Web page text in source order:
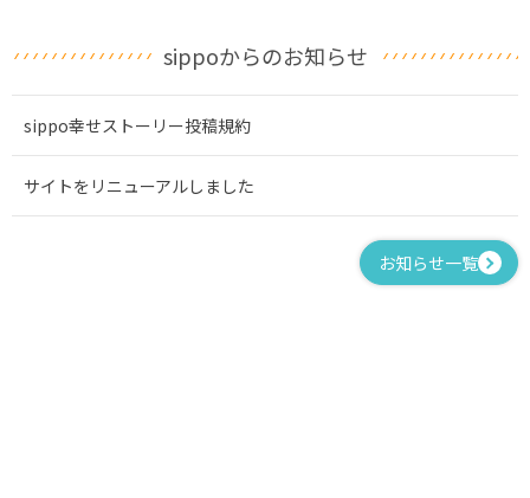
sippoからのお知らせ
sippo幸せストーリー投稿規約
サイトをリニューアルしました
お知らせ一覧